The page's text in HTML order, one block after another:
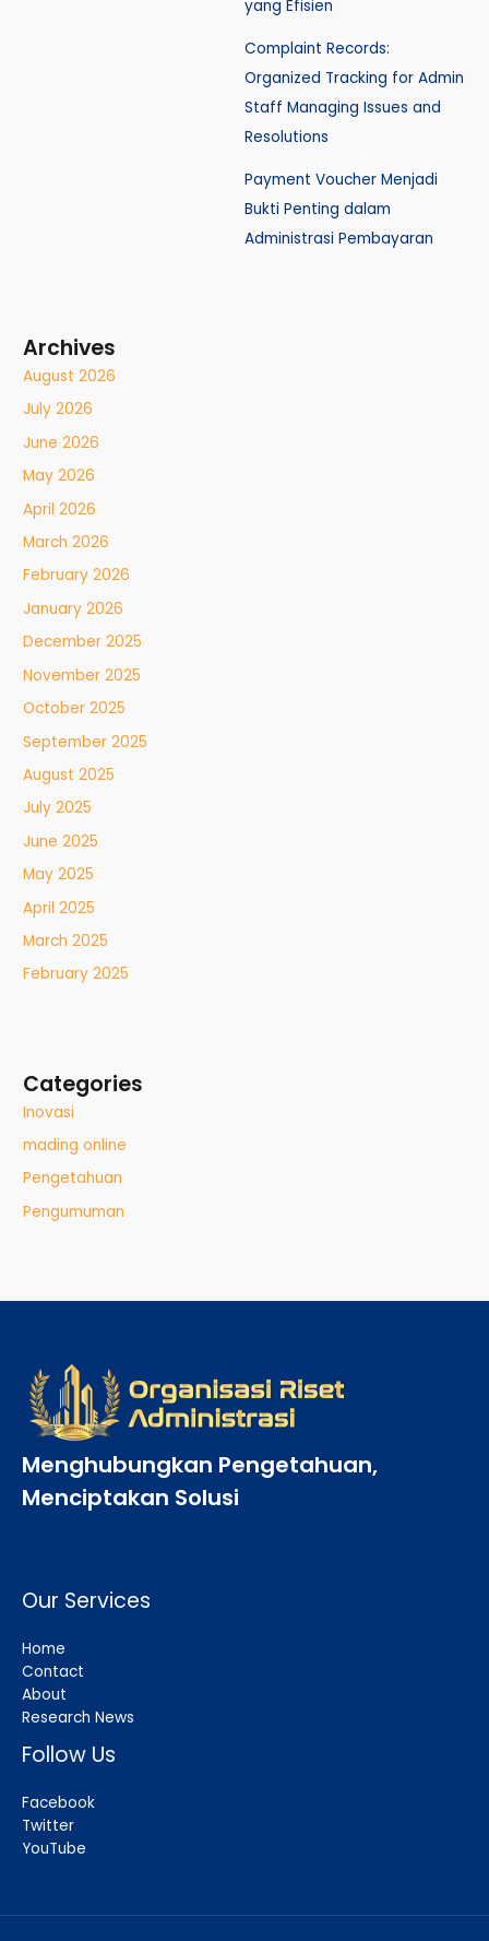
yang Efisien
Complaint Records:
Organized Tracking for Admin
Staff Managing Issues and
Resolutions
Payment Voucher Menjadi
Bukti Penting dalam
Administrasi Pembayaran
Archives
August 2026
July 2026
June 2026
May 2026
April 2026
March 2026
February 2026
January 2026
December 2025
November 2025
October 2025
September 2025
August 2025
July 2025
June 2025
May 2025
April 2025
March 2025
February 2025
Categories
Inovasi
mading online
Pengetahuan
Pengumuman
Menghubungkan Pengetahuan,
Menciptakan Solusi
Our Services
Home
Contact
About
Research News
Follow Us
Facebook
Twitter
YouTube